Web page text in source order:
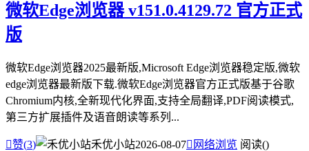
微软Edge浏览器 v151.0.4129.72 官方正式
版
微软Edge浏览器2025最新版,Microsoft Edge浏览器稳定版,微软
edge浏览器最新版下载.微软Edge浏览器官方正式版基于谷歌
Chromium内核,全新现代化界面,支持全局翻译,PDF阅读模式,
第三方扩展插件及语音朗读等系列...
赞(3) 禾优小站2026-08-07 网络浏览 阅读()